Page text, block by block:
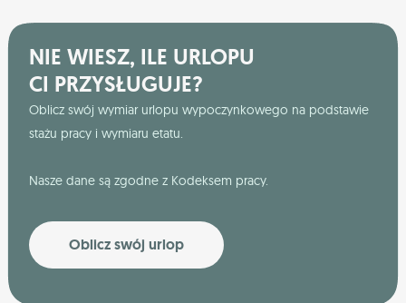
NIE WIESZ, ILE URLOPU
CI PRZYSŁUGUJE?
Oblicz swój wymiar urlopu wypoczynkowego na podstawie
stażu pracy i wymiaru etatu.
Nasze dane są zgodne z Kodeksem pracy.
Oblicz swój urlop